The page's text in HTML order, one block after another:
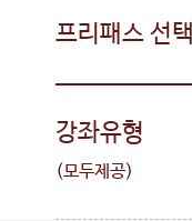
프리패스 선택
강좌유형
(모두제공)